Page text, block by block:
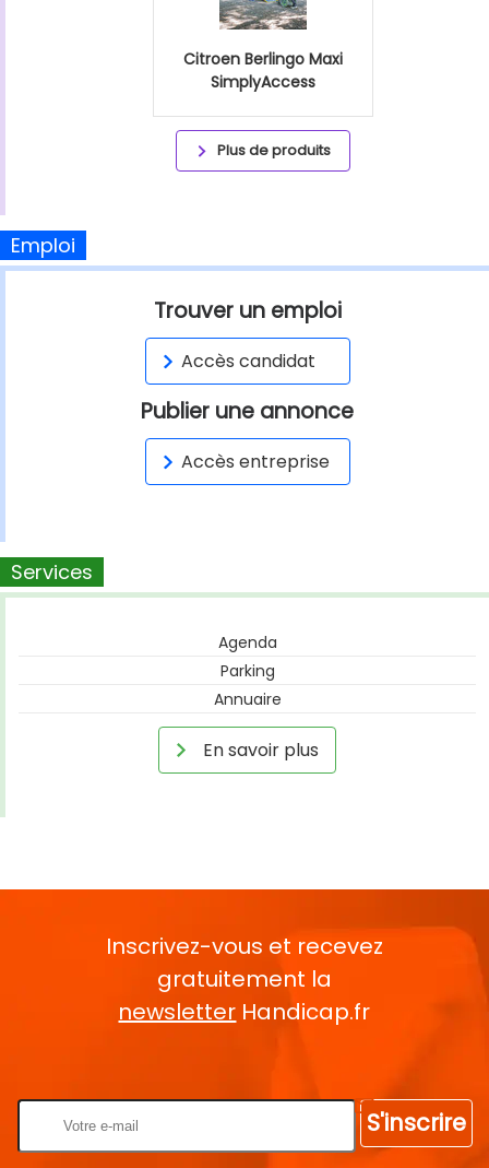
Citroen Berlingo Maxi
SimplyAccess
Plus de produits
Emploi
Trouver un emploi
Accès candidat
Publier une annonce
Accès entreprise
Services
Agenda
Parking
Annuaire
En savoir plus
Inscrivez-vous et recevez
gratuitement la
newsletter Handicap.fr
S'inscrire